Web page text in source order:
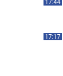
17:44
17:17